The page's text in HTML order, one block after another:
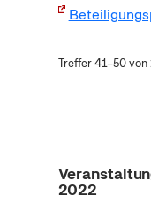
Treffer 41–50 von
2022